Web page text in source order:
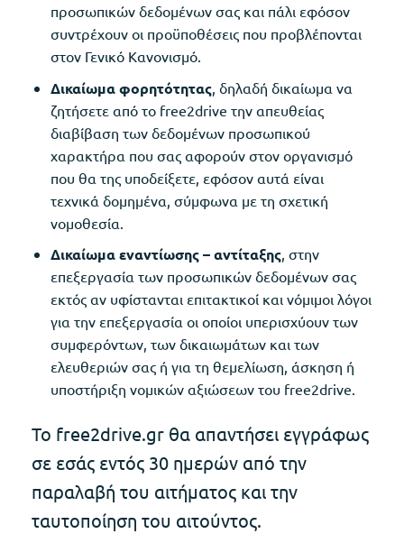
προσωπικών δεδομένων σας και πάλι εφόσον
συντρέχουν οι προϋποθέσεις που προβλέπονται
στον Γενικό Κανονισμό.
Δικαίωμα φορητότητας, δηλαδή δικαίωμα να
ζητήσετε από το free2drive την απευθείας
διαβίβαση των δεδομένων προσωπικού
χαρακτήρα που σας αφορούν στον οργανισμό
που θα της υποδείξετε, εφόσον αυτά είναι
τεχνικά δομημένα, σύμφωνα με τη σχετική
νομοθεσία.
Δικαίωμα εναντίωσης – αντίταξης, στην
επεξεργασία των προσωπικών δεδομένων σας
εκτός αν υφίστανται επιτακτικοί και νόμιμοι λόγοι
για την επεξεργασία οι οποίοι υπερισχύουν των
συμφερόντων, των δικαιωμάτων και των
ελευθεριών σας ή για τη θεμελίωση, άσκηση ή
υποστήριξη νομικών αξιώσεων του free2drive.
Το free2drive.gr θα απαντήσει εγγράφως
σε εσάς εντός 30 ημερών από την
παραλαβή του αιτήματος και την
ταυτοποίηση του αιτούντος.